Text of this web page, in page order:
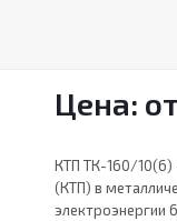
Цена:
КТП ТК-160/10(6)
(КТП) в
электроэнергии